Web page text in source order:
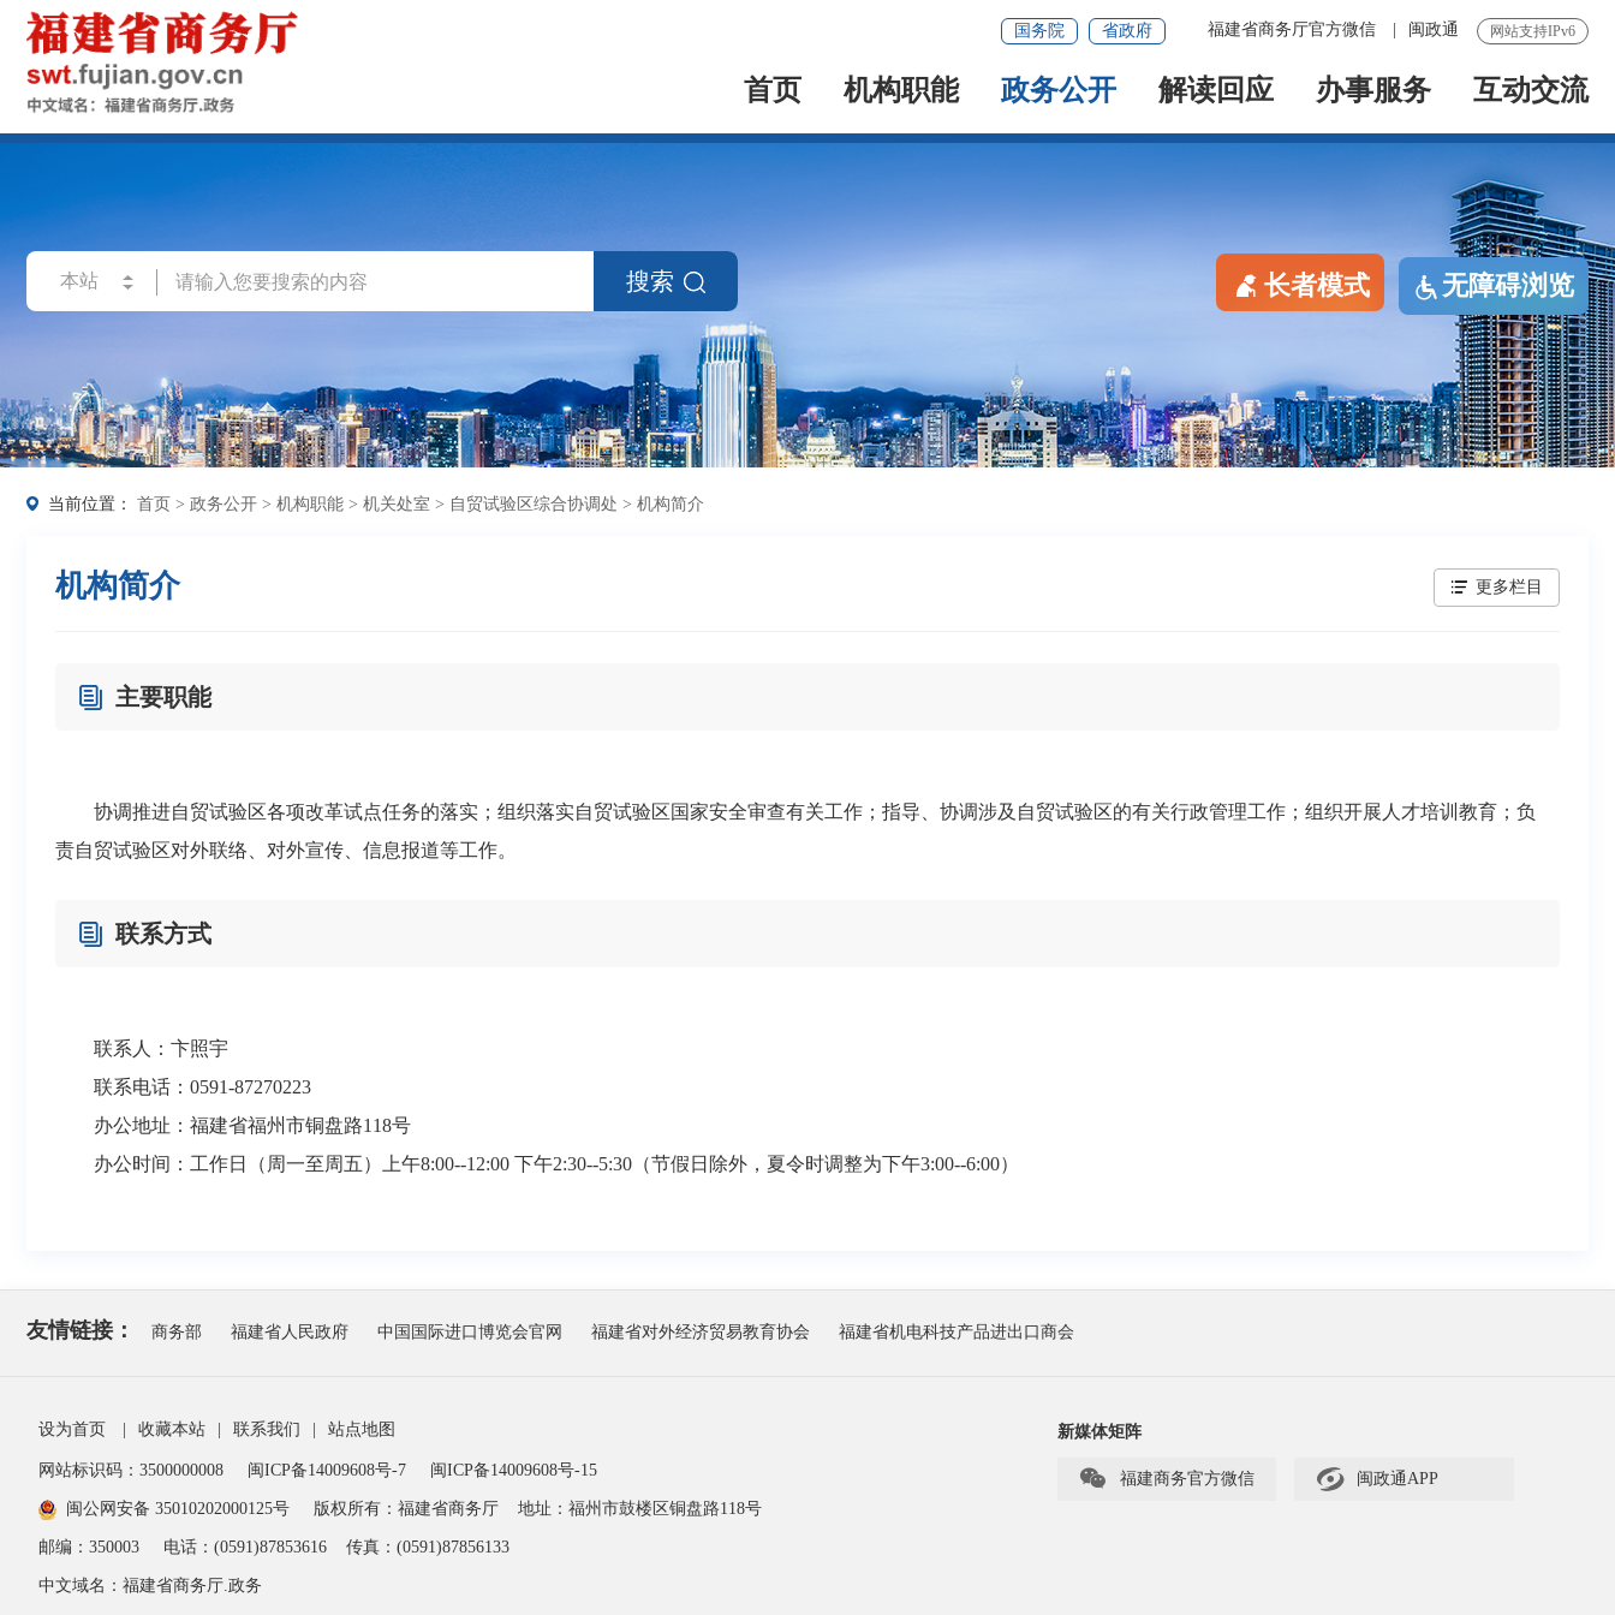
网站支持IPv6
福建省商务厅官方微信 闽政通
国务院 省政府
首页 机构职能 政务公开 解读回应 办事服务 互动交流
搜索 长者模式 无障碍浏览
当前位置： 首页 > 政务公开 > 机构职能 > 机关处室 > 自贸试验区综合协调处 > 机构简介
机构简介 更多栏目
主要职能
协调推进自贸试验区各项改革试点任务的落实；组织落实自贸试验区国家安全审查有关工作；指导、协调涉及自贸试验区的有关行政管理工作；组织开展人才培训教育；负
责自贸试验区对外联络、对外宣传、信息报道等工作。
联系方式
联系人：卞照宇
联系电话：0591-87270223
办公地址：福建省福州市铜盘路118号
办公时间：工作日（周一至周五）上午8:00--12:00 下午2:30--5:30（节假日除外，夏令时调整为下午3:00--6:00）
友情链接： 商务部 福建省人民政府 中国国际进口博览会官网 福建省对外经济贸易教育协会 福建省机电科技产品进出口商会
设为首页 收藏本站 联系我们 站点地图
网站标识码：3500000008 闽ICP备14009608号-7 闽ICP备14009608号-15
闽公网安备 35010202000125号 版权所有：福建省商务厅 地址：福州市鼓楼区铜盘路118号
邮编：350003 电话：(0591)87853616 传真：(0591)87856133
中文域名：福建省商务厅.政务
新媒体矩阵
 福建商务官方微信  闽政通APP